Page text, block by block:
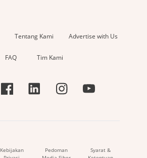
Tentang Kami Advertise with Us
FAQ Tim Kami
Kebijakan
Pedoman
Syarat &